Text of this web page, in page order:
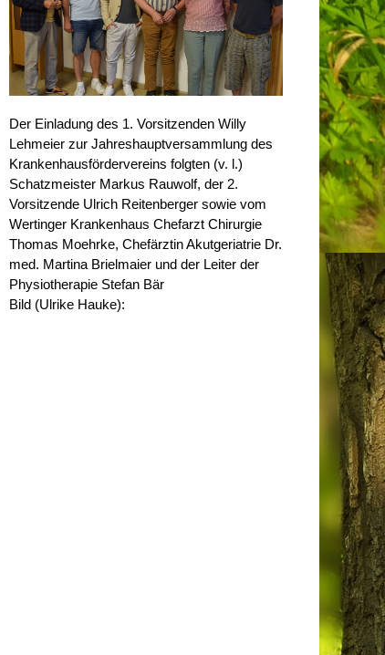
Der Einladung des 1. Vorsitzenden Willy
Lehmeier zur Jahreshauptversammlung des
Krankenhausfördervereins folgten (v. l.)
Schatzmeister Markus Rauwolf, der 2.
Vorsitzende Ulrich Reitenberger sowie vom
Wertinger Krankenhaus Chefarzt Chirurgie
Thomas Moehrke, Chefärztin Akutgeriatrie Dr.
med. Martina Brielmaier und der Leiter der
Physiotherapie Stefan Bär
Bild (Ulrike Hauke):